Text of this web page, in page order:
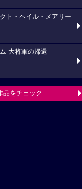
ト・ヘイル・メアリー
大将軍の帰還
品をチェック